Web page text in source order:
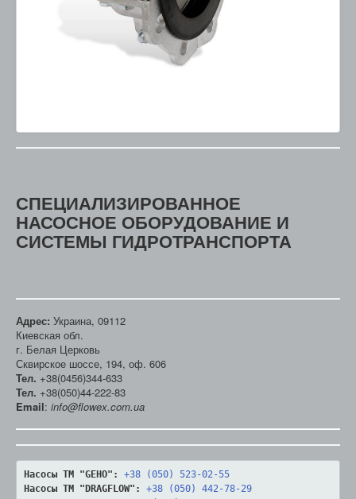
СПЕЦИАЛИЗИРОВАННОЕ
НАСОСНОЕ ОБОРУДОВАНИЕ И
СИСТЕМЫ ГИДРОТРАНСПОРТА
Адрес: Украина, 09112
Киевская обл.
г. Белая Церковь
Сквирское шоссе, 194, оф. 606
Тел. +38(0456)344-633
Тел. +38(050)44-222-83
Email: info@flowex.com.ua
Насосы ТМ "GEHO":
+38 (050) 523-02-55
Насосы ТМ "DRAGFLOW":
+38 (050) 442-78-29